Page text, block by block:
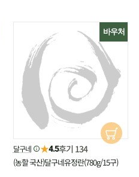
바우처
달구네 ★4.5후기 134
(농할 국산)달구네유정란(780g/15구)